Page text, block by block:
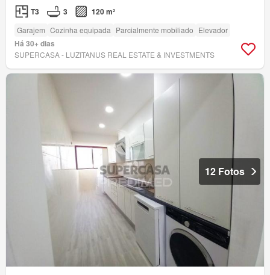
T3 3 120 m²
Garajem Cozinha equipada Parcialmente mobiliado Elevador
Há 30+ dias
SUPERCASA - LUZITANUS REAL ESTATE & INVESTMENTS
12 Fotos